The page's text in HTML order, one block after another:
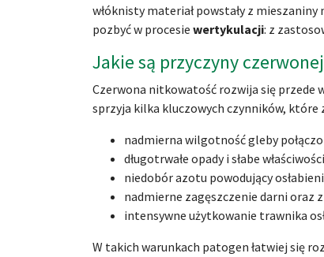
włóknisty materiał powstały z
pozbyć w procesie wertykulacji: z
Jakie są przyczyny
Czerwona nitkowatość rozwija się przede
sprzyja kilka kluczowych czynników, które
nadmierna wilgotność gleby
długotrwałe opady i słabe
niedobór azotu powodujący
nadmierne zagęszczenie darni oraz
intensywne użytkowanie trawnika
W takich warunkach patogen łatwiej się